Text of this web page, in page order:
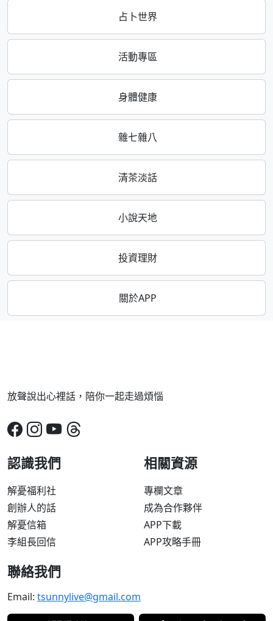
占卜世界
活動專區
身體健康
雜七雜八
清茶淡話
小說天地
投資理財
關於APP
放聲說出心裡話，陪你一起走過煩惱
認識我們
解憂福利社
創辦人的話
解憂信箱
李組長回信
相關資源
專欄文章
成為合作夥伴
APP下載
APP攻略手冊
聯絡我們
Email: tsunnylive@gmail.com